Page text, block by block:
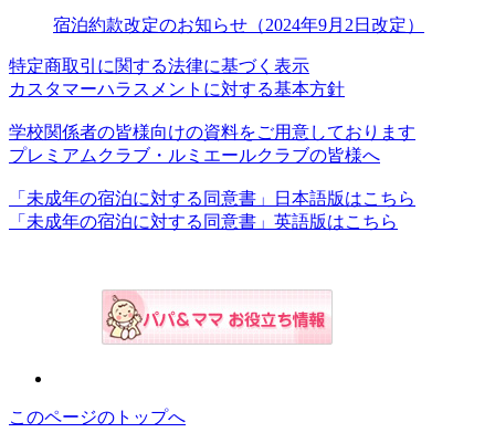
宿泊約款改定のお知らせ（2024年9月2日改定）
特定商取引に関する法律に基づく表示
カスタマーハラスメントに対する基本方針
学校関係者の皆様向けの資料をご用意しております
プレミアムクラブ・ルミエールクラブの皆様へ
「未成年の宿泊に対する同意書」日本語版はこちら
「未成年の宿泊に対する同意書」英語版はこちら
このページのトップへ